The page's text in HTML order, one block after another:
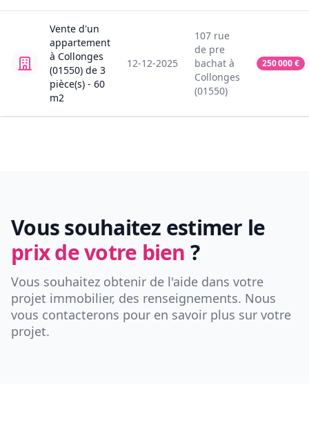
Vente d'un
appartement
à Collonges
(01550) de 3
pièce(s) - 60
m2
12-12-2025
107 rue
de pre
bachat à
Collonges
(01550)
250 000€
Vous souhaitez estimer le
prix de votre bien ?
Vous souhaitez obtenir de l'aide dans votre
projet immobilier, des renseignements. Nous
vous contacterons pour en savoir plus sur votre
projet.